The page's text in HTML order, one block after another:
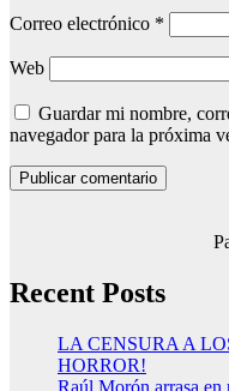
Correo electrónico *
Web
Guardar mi nombre,
navegador para la próxima
Recent Posts
LA CENSURA A
HORROR!
Raúl Morón arrasa en